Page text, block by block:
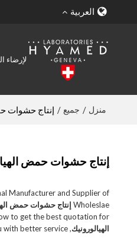
العربية
لإرضاء
منزل / جميع / إنتاج حشوات
إنتاج حشوات حمض
Manufacturer and Supplier of
Wholeslae إنتاج حشوات حمض
to get the best quotation for
الهيالورونيك, but we will provide you with better service.